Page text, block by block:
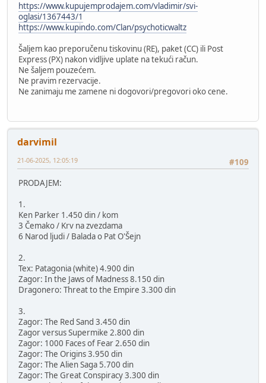
https://www.kupujemprodajem.com/vladimir/svi-
oglasi/1367443/1
https://www.kupindo.com/Clan/psychoticwaltz
Šaljem kao preporučenu tiskovinu (RE), paket (CC) ili Post
Express (PX) nakon vidljive uplate na tekući račun.
Ne šaljem pouzećem.
Ne pravim rezervacije.
Ne zanimaju me zamene ni dogovori/pregovori oko cene.
darvimil
#109
21-06-2025, 12:05:19
PRODAJEM:
1.
Ken Parker 1.450 din / kom
3 Čemako / Krv na zvezdama
6 Narod ljudi / Balada o Pat O'Šejn
2.
Tex: Patagonia (white) 4.900 din
Zagor: In the Jaws of Madness 8.150 din
Dragonero: Threat to the Empire 3.300 din
3.
Zagor: The Red Sand 3.450 din
Zagor versus Supermike 2.800 din
Zagor: 1000 Faces of Fear 2.650 din
Zagor: The Origins 3.950 din
Zagor: The Alien Saga 5.700 din
Zagor: The Great Conspiracy 3.300 din